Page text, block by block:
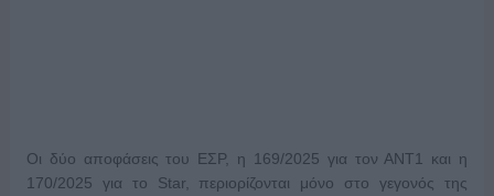
Οι δύο αποφάσεις του ΕΣΡ, η 169/2025 για τον ΑΝΤ1 και η
170/2025 για το Star, περιορίζονται μόνο στο γεγονός της